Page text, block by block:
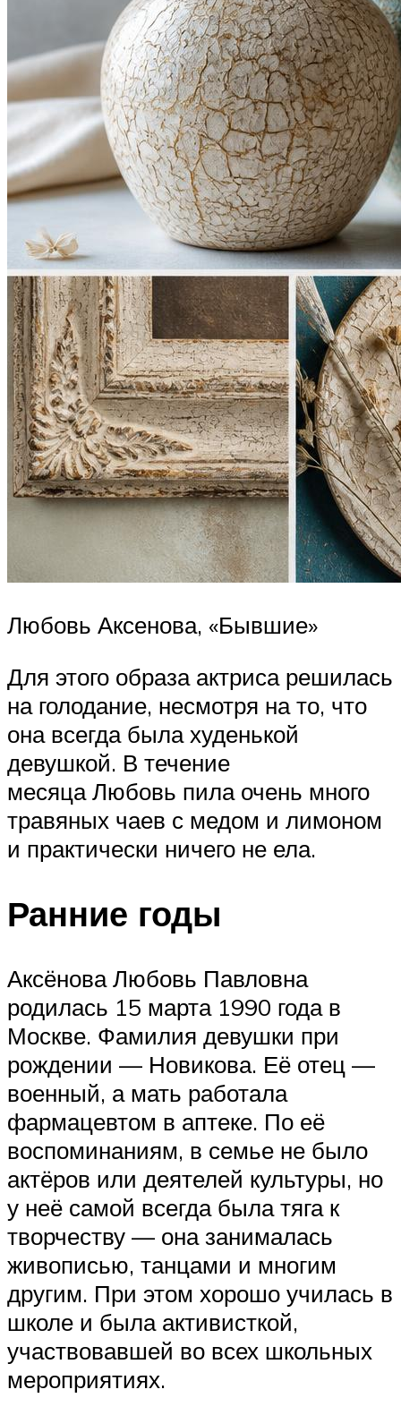
Любовь Аксенова, «Бывшие»
Для этого образа актриса решилась
на голодание, несмотря на то, что
она всегда была худенькой
девушкой. В течение
месяца Любовь пила очень много
травяных чаев с медом и лимоном
и практически ничего не ела.
Ранние годы
Аксёнова Любовь Павловна
родилась 15 марта 1990 года в
Москве. Фамилия девушки при
рождении — Новикова. Её отец —
военный, а мать работала
фармацевтом в аптеке. По её
воспоминаниям, в семье не было
актёров или деятелей культуры, но
у неё самой всегда была тяга к
творчеству — она занималась
живописью, танцами и многим
другим. При этом хорошо училась в
школе и была активисткой,
участвовавшей во всех школьных
мероприятиях.